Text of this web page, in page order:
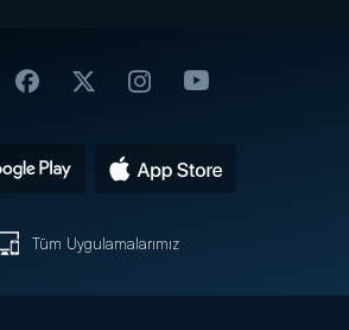
Tüm Uygulamalarımız